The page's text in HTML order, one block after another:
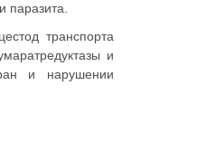
паразита.
транспорта
и
и нарушении